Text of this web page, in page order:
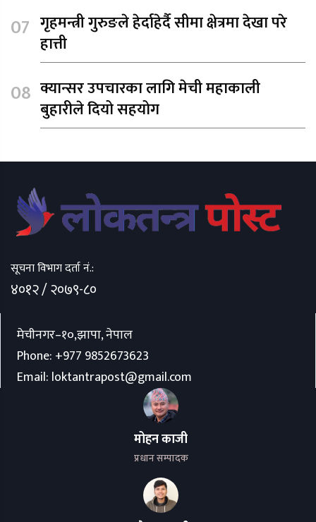
गृहमन्त्री गुरुङले हेर्दाहेर्दै सीमा क्षेत्रमा देखा परे
हात्ती
क्यान्सर उपचारका लागि मेची महाकाली
बुहारीले दियो सहयोग
सूचना विभाग दर्ता नं.:
४०१२ / २०७९-८०
मेचीनगर–१०,झापा, नेपाल
Phone: +977 9852673623
Email: loktantrapost@gmail.com
मोहन काजी
प्रधान सम्पादक